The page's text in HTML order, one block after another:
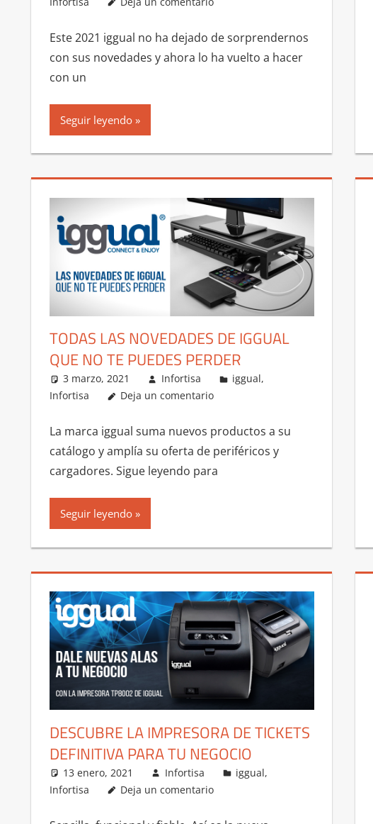
Este 2021 iggual no ha dejado de sorprendernos
con sus novedades y ahora lo ha vuelto a hacer
con un
Seguir leyendo
TODAS LAS NOVEDADES DE IGGUAL
QUE NO TE PUEDES PERDER
3 marzo, 2021 Infortisa iggual,
Infortisa
Deja un comentario
La marca iggual suma nuevos productos a su
catálogo y amplía su oferta de periféricos y
cargadores. Sigue leyendo para
Seguir leyendo
DESCUBRE LA IMPRESORA DE TICKETS
DEFINITIVA PARA TU NEGOCIO
13 enero, 2021 Infortisa iggual,
Infortisa
Deja un comentario